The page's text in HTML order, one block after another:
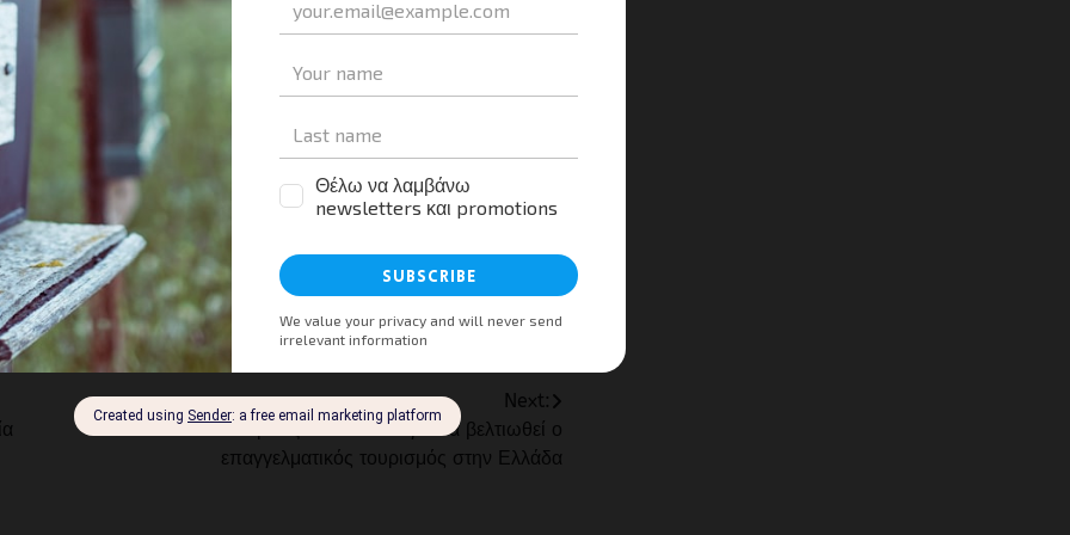
της έκθεσης, ο οποίος εξήγησε ότι η επικοινωνία είναι εξαιρετικά
αποδεικνύεται από την ενημέρωση που έχει η αγορά και από το
που άπτονται του τουριστικού τομέα που έχουν κάνει επώνυμη
να την επισκεφθούν.
Next:
Rob Davidson: Χρειάζεται δουλειά για να βελτιωθεί ο
επαγγελματικός τουρισμός στην Ελλάδα